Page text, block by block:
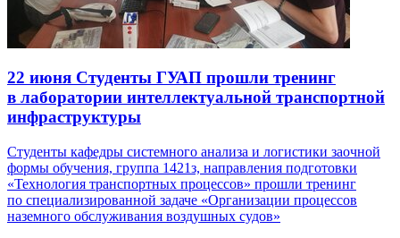
22 июня Студенты ГУАП прошли тренинг
в лаборатории интеллектуальной транспортной
инфраструктуры
Студенты кафедры системного анализа и логистики заочной
формы обучения, группа 1421з, направления подготовки
«Технология транспортных процессов» прошли тренинг
по специализированной задаче «Организации процессов
наземного обслуживания воздушных судов»